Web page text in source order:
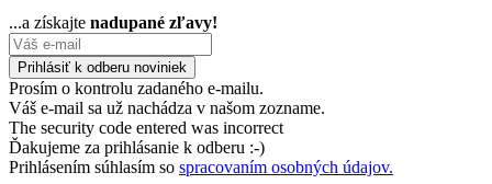
...a získajte nadupané zľavy!
Prosím o kontrolu zadaného e-mailu.
Váš e-mail sa už nachádza v našom zozname.
The security code entered was incorrect
Ďakujeme za prihlásanie k odberu :-)
Prihlásením súhlasím so spracovaním osobných údajov.